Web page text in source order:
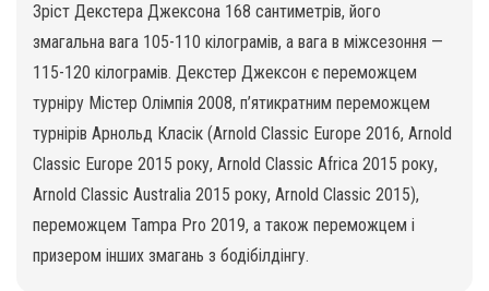
Зріст Декстера Джексона 168 сантиметрів, його
змагальна вага 105-110 кілограмів, а вага в міжсезоння —
115-120 кілограмів. Декстер Джексон є переможцем
турніру Містер Олімпія 2008, п’ятикратним переможцем
турнірів Арнольд Класік (Arnold Classic Europe 2016, Arnold
Classic Europe 2015 року, Arnold Classic Africa 2015 року,
Arnold Classic Australia 2015 року, Arnold Classic 2015),
переможцем Tampa Pro 2019, а також переможцем і
призером інших змагань з бодібілдінгу.